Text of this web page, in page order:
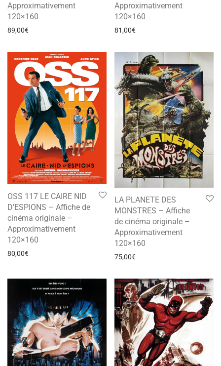
Approximativement
120×160
89,00€
Approximativement
120×160
81,00€
OSS 117 LE CAIRE NID
D’ESPIONS – Affiche de
cinéma originale –
Approximativement
120×160
80,00€
LA PLANETE DES
MONSTRES – Affiche
de cinéma originale –
Approximativement
120×160
75,00€